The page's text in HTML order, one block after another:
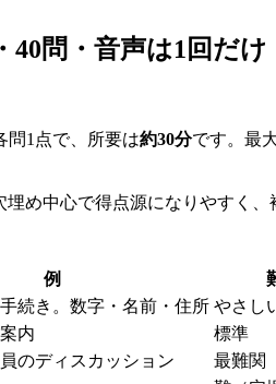
問・音声は1回だけ
問1点で、所要は約30分です。最
め中心で得点源になりやすく、
例
続き。数字・名前・住所 やさし
内
標準
のディスカッション
最難関